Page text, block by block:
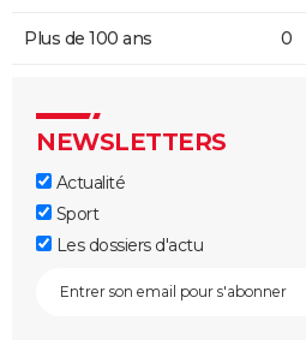
Plus de 100 ans 0
NEWSLETTERS
Actualité
Sport
Les dossiers d'actu